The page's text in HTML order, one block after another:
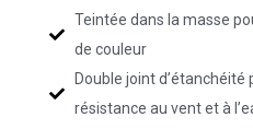
Teintée dans la masse
de couleur
Double joint d’étanchéité
résistance au vent et à